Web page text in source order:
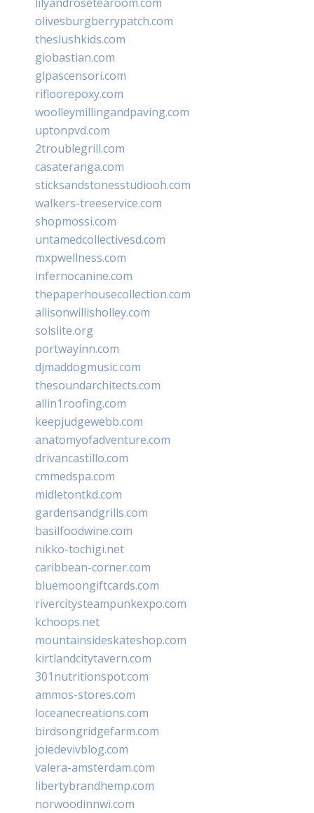
olivesburgberrypatch.com
theslushkids.com
giobastian.com
glpascensori.com
rifloorepoxy.com
woolleymillingandpaving.com
uptonpvd.com
2troublegrill.com
casateranga.com
sticksandstonesstudiooh.com
walkers-treeservice.com
shopmossi.com
untamedcollectivesd.com
mxpwellness.com
infernocanine.com
thepaperhousecollection.com
allisonwillisholley.com
solslite.org
portwayinn.com
djmaddogmusic.com
thesoundarchitects.com
allin1roofing.com
keepjudgewebb.com
anatomyofadventure.com
drivancastillo.com
cmmedspa.com
midletontkd.com
gardensandgrills.com
basilfoodwine.com
nikko-tochigi.net
caribbean-corner.com
bluemoongiftcards.com
rivercitysteampunkexpo.com
kchoops.net
mountainsideskateshop.com
kirtlandcitytavern.com
301nutritionspot.com
ammos-stores.com
loceanecreations.com
birdsongridgefarm.com
joiedevivblog.com
valera-amsterdam.com
libertybrandhemp.com
norwoodinnwi.com